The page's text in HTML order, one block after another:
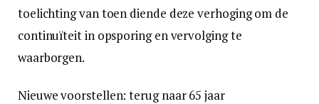
toelichting van toen diende deze verhoging om de
continuïteit in opsporing en vervolging te
waarborgen.
Nieuwe voorstellen: terug naar 65 jaar